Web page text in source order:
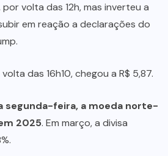
volta das 12h, mas inverteu a
em reação a declarações do
das 16h10, chegou a R$ 5,87.
segunda-feira, a moeda norte-
2025. Em março, a divisa